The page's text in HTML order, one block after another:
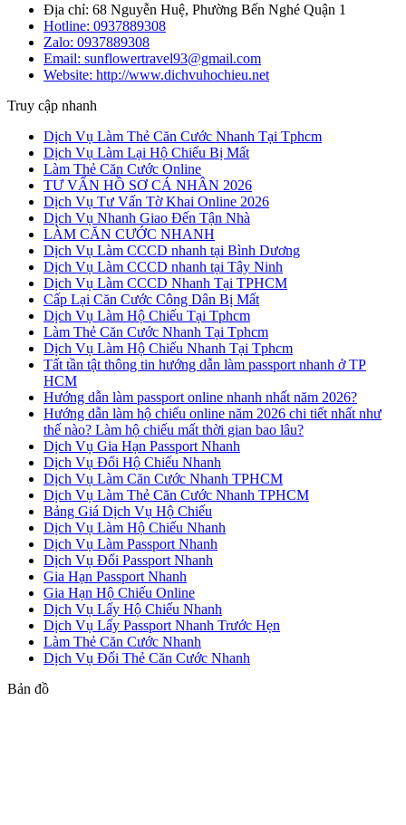
Địa chỉ: 68 Nguyễn Huệ, Phường Bến Nghé Quận 1
Hotline: 0937889308
Zalo: 0937889308
Email: sunflowertravel93@gmail.com
Website: http://www.dichvuhochieu.net
Truy cập nhanh
Dịch Vụ Làm Thẻ Căn Cước Nhanh Tại Tphcm
Dịch Vụ Làm Lại Hộ Chiếu Bị Mất
Làm Thẻ Căn Cước Online
TƯ VẤN HỒ SƠ CÁ NHÂN 2026
Dịch Vụ Tư Vấn Tờ Khai Online 2026
Dịch Vụ Nhanh Giao Đến Tận Nhà
LÀM CĂN CƯỚC NHANH
Dịch Vụ Làm CCCD nhanh tại Bình Dương
Dịch Vụ Làm CCCD nhanh tại Tây Ninh
Dịch Vụ Làm CCCD Nhanh Tại TPHCM
Cấp Lại Căn Cước Công Dân Bị Mất
Dịch Vụ Làm Hộ Chiếu Tại Tphcm
Làm Thẻ Căn Cước Nhanh Tại Tphcm
Dịch Vụ Làm Hộ Chiếu Nhanh Tại Tphcm
Tất tần tật thông tin hướng dẫn làm passport nhanh ở TP
HCM
Hướng dẫn làm passport online nhanh nhất năm 2026?
Hướng dẫn làm hộ chiếu online năm 2026 chi tiết nhất như
thế nào? Làm hộ chiếu mất thời gian bao lâu?
Dịch Vụ Gia Hạn Passport Nhanh
Dịch Vụ Đổi Hộ Chiếu Nhanh
Dịch Vụ Làm Căn Cước Nhanh TPHCM
Dịch Vụ Làm Thẻ Căn Cước Nhanh TPHCM
Bảng Giá Dịch Vụ Hộ Chiếu
Dịch Vụ Làm Hộ Chiếu Nhanh
Dịch Vụ Làm Passport Nhanh
Dịch Vụ Đổi Passport Nhanh
Gia Hạn Passport Nhanh
Gia Hạn Hộ Chiếu Online
Dịch Vụ Lấy Hộ Chiếu Nhanh
Dịch Vụ Lấy Passport Nhanh Trước Hẹn
Làm Thẻ Căn Cước Nhanh
Dịch Vụ Đổi Thẻ Căn Cước Nhanh
Bản đồ